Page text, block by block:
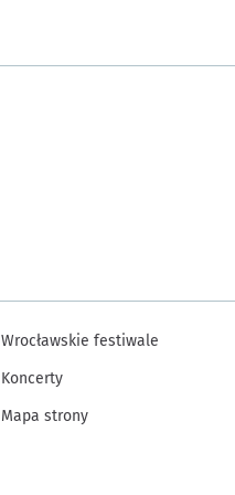
Wrocławskie festiwale
Koncerty
Mapa strony